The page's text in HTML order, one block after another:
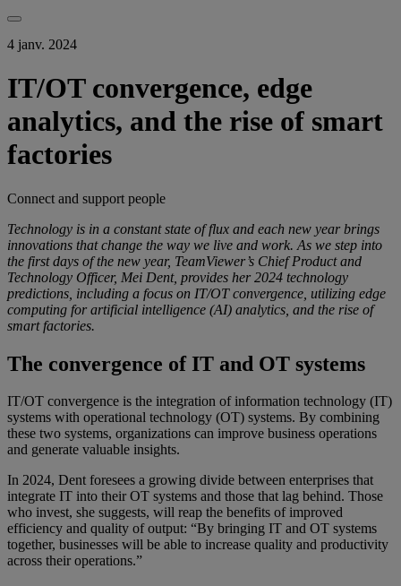
4 janv. 2024
IT/OT convergence, edge
analytics, and the rise of smart
factories
Connect and support people
Technology is in a constant state of flux and each new year brings
innovations that change the way we live and work. As we step into
the first days of the new year, TeamViewer’s Chief Product and
Technology Officer, Mei Dent, provides her 2024 technology
predictions, including a focus on IT/OT convergence, utilizing edge
computing for artificial intelligence (AI) analytics, and the rise of
smart factories.
The convergence of IT and OT systems
IT/OT convergence is the integration of information technology (IT)
systems with operational technology (OT) systems. By combining
these two systems, organizations can improve business operations
and generate valuable insights.
In 2024, Dent foresees a growing divide between enterprises that
integrate IT into their OT systems and those that lag behind. Those
who invest, she suggests, will reap the benefits of improved
efficiency and quality of output: “By bringing IT and OT systems
together, businesses will be able to increase quality and productivity
across their operations.”